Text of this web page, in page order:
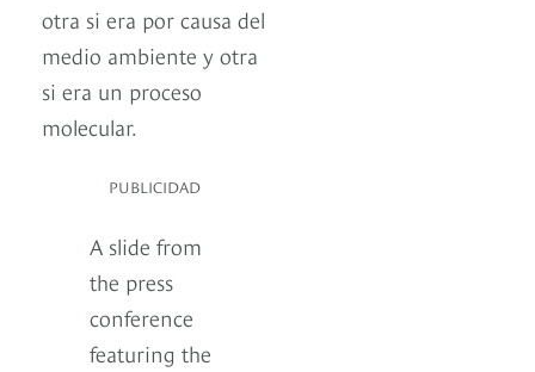
otra si era por causa del
medio ambiente y otra
si era un proceso
molecular.
PUBLICIDAD
A slide from
the press
conference
featuring the